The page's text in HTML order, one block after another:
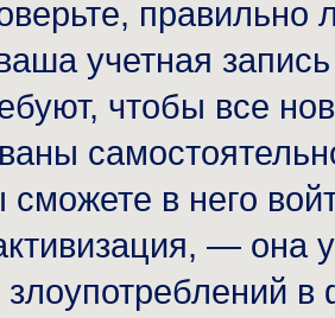
правильно
учетная
чтобы все
сможете в него
— она